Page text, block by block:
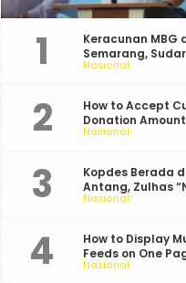
Nasional
Keracunan MBG
Semarang,
Harus
Nasional
How to Accept
Donation
WordPress with
Nasional
Kopdes Berada
Antang, Zulhas
Lahan!”
Nasional
How to Display
Feeds on One
WordPress